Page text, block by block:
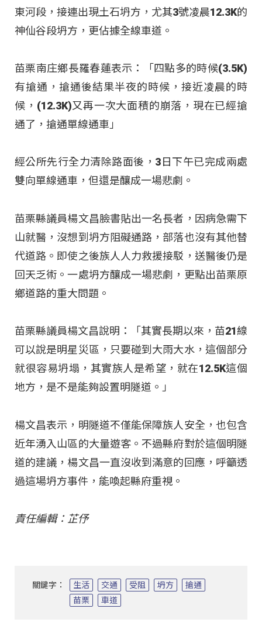
東河段，接連出現土石坍方，尤其3號凌晨12.3K的
神仙谷段坍方，更佔據全線車道。
苗栗南庄鄉長羅春蓮表示：「四點多的時候(3.5K)
有搶通，搶通後結果半夜的時候，接近凌晨的時
候，(12.3K)又再一次大面積的崩落，現在已經搶
通了，搶通單線通車」
經公所先行全力清除路面後，3日下午已完成兩處
雙向單線通車，但還是釀成一場悲劇。
苗栗縣議員楊文昌臉書貼出一名長者，因病急需下
山就醫，沒想到坍方阻礙通路，部落也沒有其他替
代道路。即使之後族人人力救援接駁，送醫後仍是
回天乏術。一處坍方釀成一場悲劇，更點出苗栗原
鄉道路的重大問題。
苗栗縣議員楊文昌說明：「其實長期以來，苗21線
可以說是明星災區，只要碰到大雨大水，這個部分
就很容易坍塌，其實族人是希望，就在12.5K這個
地方，是不是能夠設置明隧道。」
楊文昌表示，明隧道不僅能保障族人安全，也包含
近年湧入山區的大量遊客。不過縣府對於這個明隧
道的建議，楊文昌一直沒收到滿意的回應，呼籲透
過這場坍方事件，能喚起縣府重視。
責任編輯：芷伃
關鍵字： 生活 交通 受阻 坍方
搶通
苗栗
車道